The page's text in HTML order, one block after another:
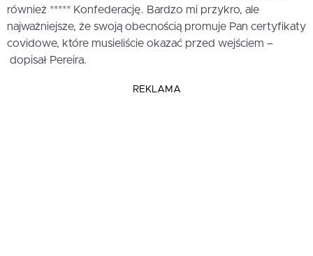
również ***** Konfederację. Bardzo mi przykro, ale
najważniejsze, że swoją obecnością promuje Pan certyfikaty
covidowe, które musieliście okazać przed wejściem –
dopisał Pereira.
REKLAMA